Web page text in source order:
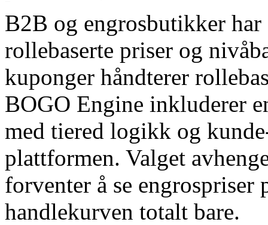
B2B og engrosbutikker
rollebaserte priser og
kuponger håndterer
BOGO Engine inkluderer
med tiered logikk og
plattformen. Valget
forventer å se
handlekurven totalt bare.